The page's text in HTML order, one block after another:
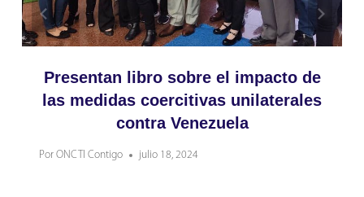
Presentan libro sobre el impacto de
las medidas coercitivas unilaterales
contra Venezuela
Por ONCTI Contigo julio 18, 2024